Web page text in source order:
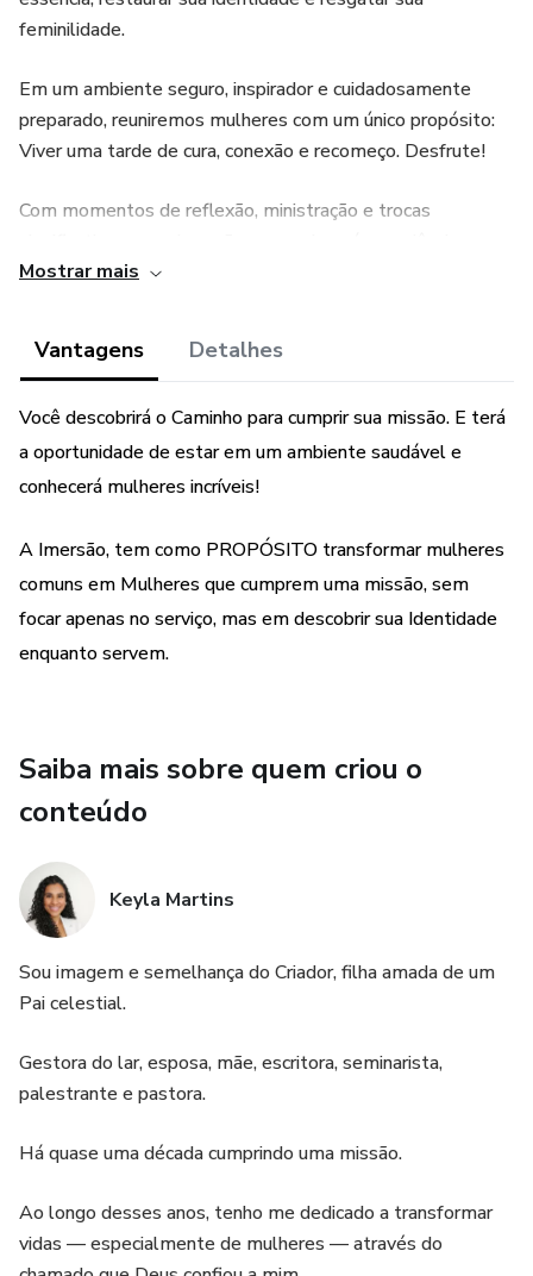
feminilidade.
Em um ambiente seguro, inspirador e cuidadosamente
preparado, reuniremos mulheres com um único propósito:
Viver uma tarde de cura, conexão e recomeço. Desfrute!
Com momentos de reflexão, ministração e trocas
marcarão sua jornada.
tornar esse momento ainda mais acolhedor e memorável,
Será uma tarde inesquecível!!!
Mas a restauração é o destino.
A consciência é o primeiro passo para a Restauração!
Mostrar mais
Vantagens Detalhes
Você descobrirá o Caminho para cumprir sua missão. E terá
a oportunidade de estar em um ambiente saudável e
conhecerá mulheres incríveis!
A Imersão, tem como PROPÓSITO transformar mulheres
comuns em Mulheres que cumprem uma missão, sem
focar apenas no serviço, mas em descobrir sua Identidade
enquanto servem.
Saiba mais sobre quem criou o
conteúdo
Keyla Martins
Sou imagem e semelhança do Criador, filha amada de um
Pai celestial.
Gestora do lar, esposa, mãe, escritora, seminarista,
palestrante e pastora.
H á quase uma década cumprindo uma missão.
Ao longo desses anos, tenho me dedicado a transformar
vidas — especialmente de mulheres — através do